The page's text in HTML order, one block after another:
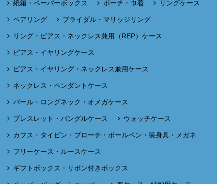
紙箱・ペーパーボックス ポーチ・巾着 リングケース
ペアリング ブライダル・マリッジリング
リング・ピアス・ネックレス兼用（REP）ケース
ピアス・イヤリングケース
ピアス・イヤリング・ネックレス兼用ケース
ネックレス・ペンダントケース
パール・ロングネック・オメガケース
ブレスレット・バングルケース ウォッチケース
カフス・タイピン・ブローチ・ボールペン・装身具・メガネ
フリーケース・ルースケース
ギフトボックス・リボン付きボックス